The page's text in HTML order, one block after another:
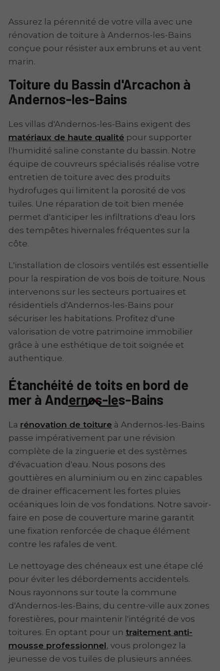
Assurez la pérennité de votre villa avec une
rénovation de toiture à Andernos-les-Bains
conçue pour résister aux embruns et au vent
marin.
Toiture du Bassin d'Arcachon à
Andernos-les-Bains
Les villas d'Andernos-les-Bains exigent des
matériaux de haute qualité pour supporter
l'humidité saline constante du bassin. Notre
équipe de couvreurs spécialisés réalise votre
entretien de toiture avec des produits
hydrofuges qui limitent la porosité de vos
tuiles. Une réparation de toit bien menée
permet d'anticiper les infiltrations d'eau lors
des tempêtes hivernales fréquentes sur la
côte.
L'installation de closoirs ventilés est essentielle
pour la respiration de vos bois de toiture. Nous
intervenons sur les secteurs portuaires et
résidentiels d'Andernos-les-Bains pour
sécuriser les habitations. Profitez d'une
valorisation de votre patrimoine immobilier
grâce à une esthétique de toit soignée et
authentique.
Étanchéité de toits en bord de
mer à Andernos-les-Bains
La rénovation de toiture à Andernos-les-Bains
passe impérativement par une révision
complète de la zinguerie et des systèmes
d'évacuation d'eau. Nous posons des
gouttières en aluminium ou en zinc capables
de drainer efficacement les fortes pluies
océaniques loin de vos fondations. Notre savoir-
faire en pose de couverture marine garantit
une fixation renforcée de chaque élément
contre les rafales de vent.
Le nettoyage des chéneaux est une étape clé
pour éviter les débordements accidentels.
Nous rayonnons sur toute la commune
d'Andernos-les-Bains, du centre-ville aux zones
forestières, pour maintenir l'intégrité de vos
toitures. En optant pour un traitement anti-
mousse professionnel, vous prolongez la
jeunesse de vos tuiles de plusieurs années.